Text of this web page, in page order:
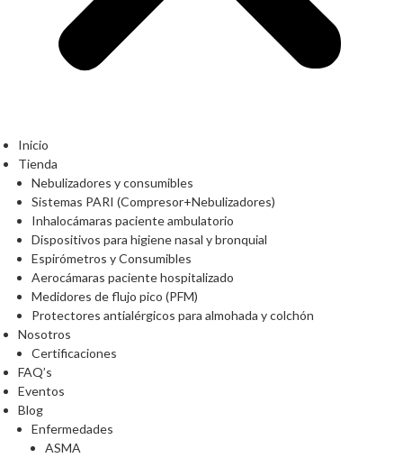
Inicio
Tienda
Nebulizadores y consumibles
Sistemas PARI (Compresor+Nebulizadores)
Inhalocámaras paciente ambulatorio
Dispositivos para higiene nasal y bronquial
Espirómetros y Consumibles
Aerocámaras paciente hospitalizado
Medidores de flujo pico (PFM)
Protectores antialérgicos para almohada y colchón
Nosotros
Certificaciones
FAQ’s
Eventos
Blog
Enfermedades
ASMA